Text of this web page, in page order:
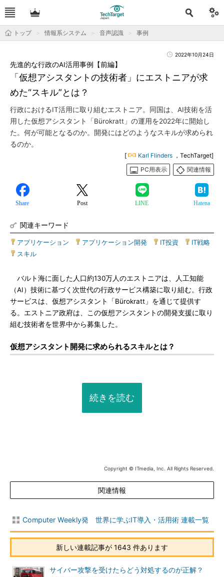
トップ 情報系システム 音声認識 事例
2022年10月24日
「仮想アシスタントの技術者」にエストニアが求
めた“スキル”とは？
先進的な行政のAI活用事例【前編】
行政におけるIT活用に取り組むエストニア。同国は、AI技術を活
用した仮想アシスタント「Bürokratt」の運用を2022年に開始し
た。何が可能となるのか。開発にはどのようなスキルが求められ
るのか。
[ Karl Flinders ，TechTarget]
PC用表示
関連情報
Share Post LINE Hatena
関連キーワード
アプリケーション アプリケーション開発 IT投資 IT戦略
スキル
バルト海に面した人口約130万人のエストニアは、人工知能
（AI）技術に基づく次世代の行政サービス構築に取り組む。行政
サービスは、仮想アシスタント「Bürokratt」を通じて提供す
る。エストニア政府は、この仮想アシスタントの開発支援に取り
組む技術者を世界中から募集した。
仮想アシスタント開発に求められるスキルとは？
続きを読む
Copyright © ITmedia, Inc. All Rights Reserved.
関連情報
Computer Weekly発 世界に学ぶIT導入・活用術 連載一覧
新しい連載記事が 1643 件あります
サイバー攻撃を受けたらどう対処するのが正解？